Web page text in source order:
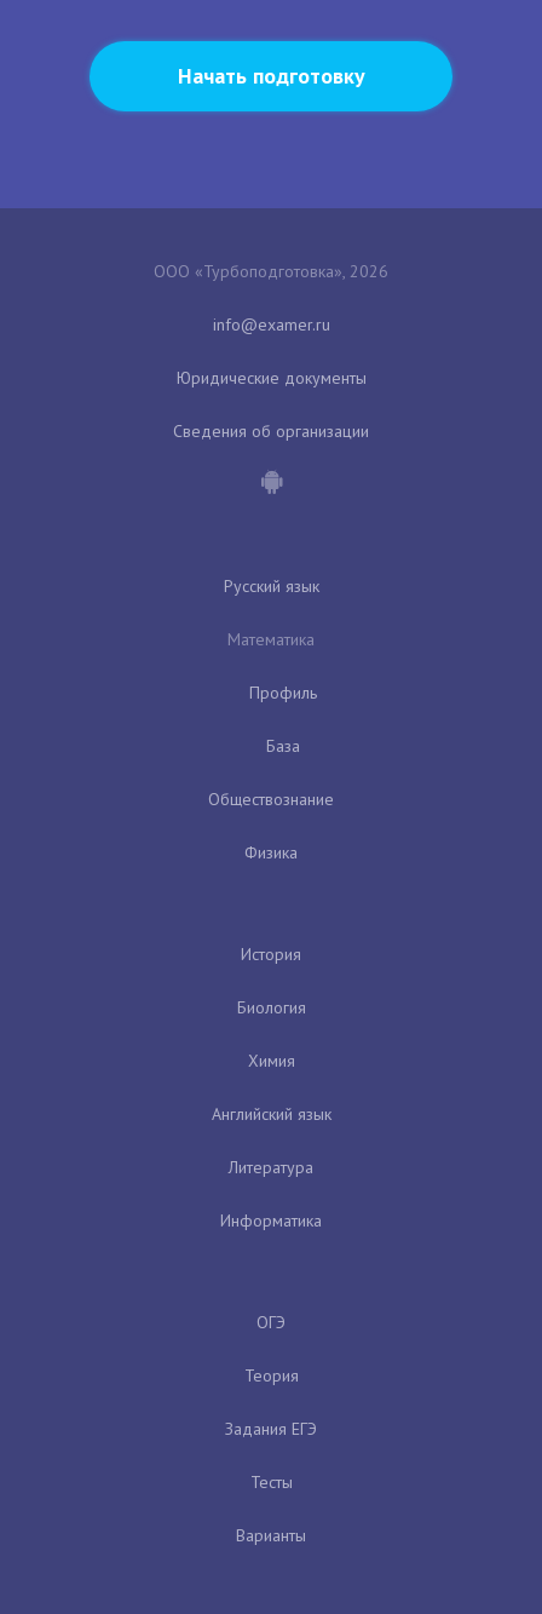
Начать подготовку
ООО «Турбоподготовка», 2026
Юридические документы
Сведения об организации
Русский язык
Математика
Профиль
База
Обществознание
Физика
История
Биология
Химия
Английский язык
Литература
Информатика
ОГЭ
Теория
Задания ЕГЭ
Тесты
Варианты